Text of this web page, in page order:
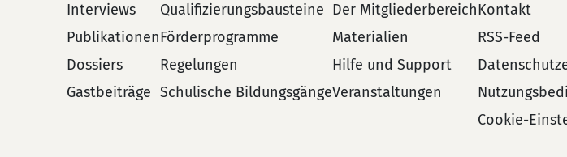
Interviews
Publikationen
Dossiers
Gastbeiträge
Qualifizierungsbausteine
Förderprogramme
Regelungen
Schulische Bildungsgänge
Der Mitgliederbereich
Materialien
Hilfe und Support
Veranstaltungen
Kontakt
RSS-Feed
Cookie-